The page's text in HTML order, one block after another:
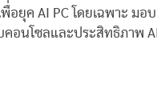
อยุค AI PC โดยเฉพาะ มอบ
อนโซลและประสิทธิภาพ AI